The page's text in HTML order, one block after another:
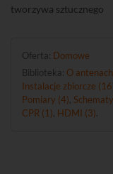
tworzywa sztucznego
Oferta: Domowe
Biblioteka: O
Instalacje zbiorcze
Pomiary (4)
CPR (1) HDMI (3)